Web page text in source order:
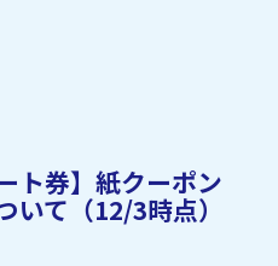
ト券】紙クーポン
いて（12/3時点）